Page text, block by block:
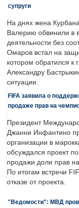
супруги
На днях жена
Валерию обвинили в
деятельности без
Омаров встал на
котором обратился к
Александру
ситуации.
FIFA заявила о
продаже прав на
Президент
Джанни Инфантино
организации в
обсуждался проект
продажи доли прав
По итогам встречи
отказе от проекта.
"Ведомости": МВД